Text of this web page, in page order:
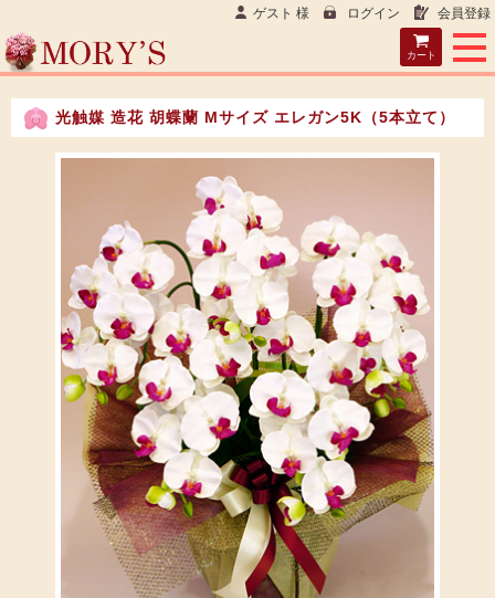
ゲスト 様 ログイン 会員登録
カート
光触媒 造花 胡蝶蘭 Mサイズ エレガン5K（5本立て）